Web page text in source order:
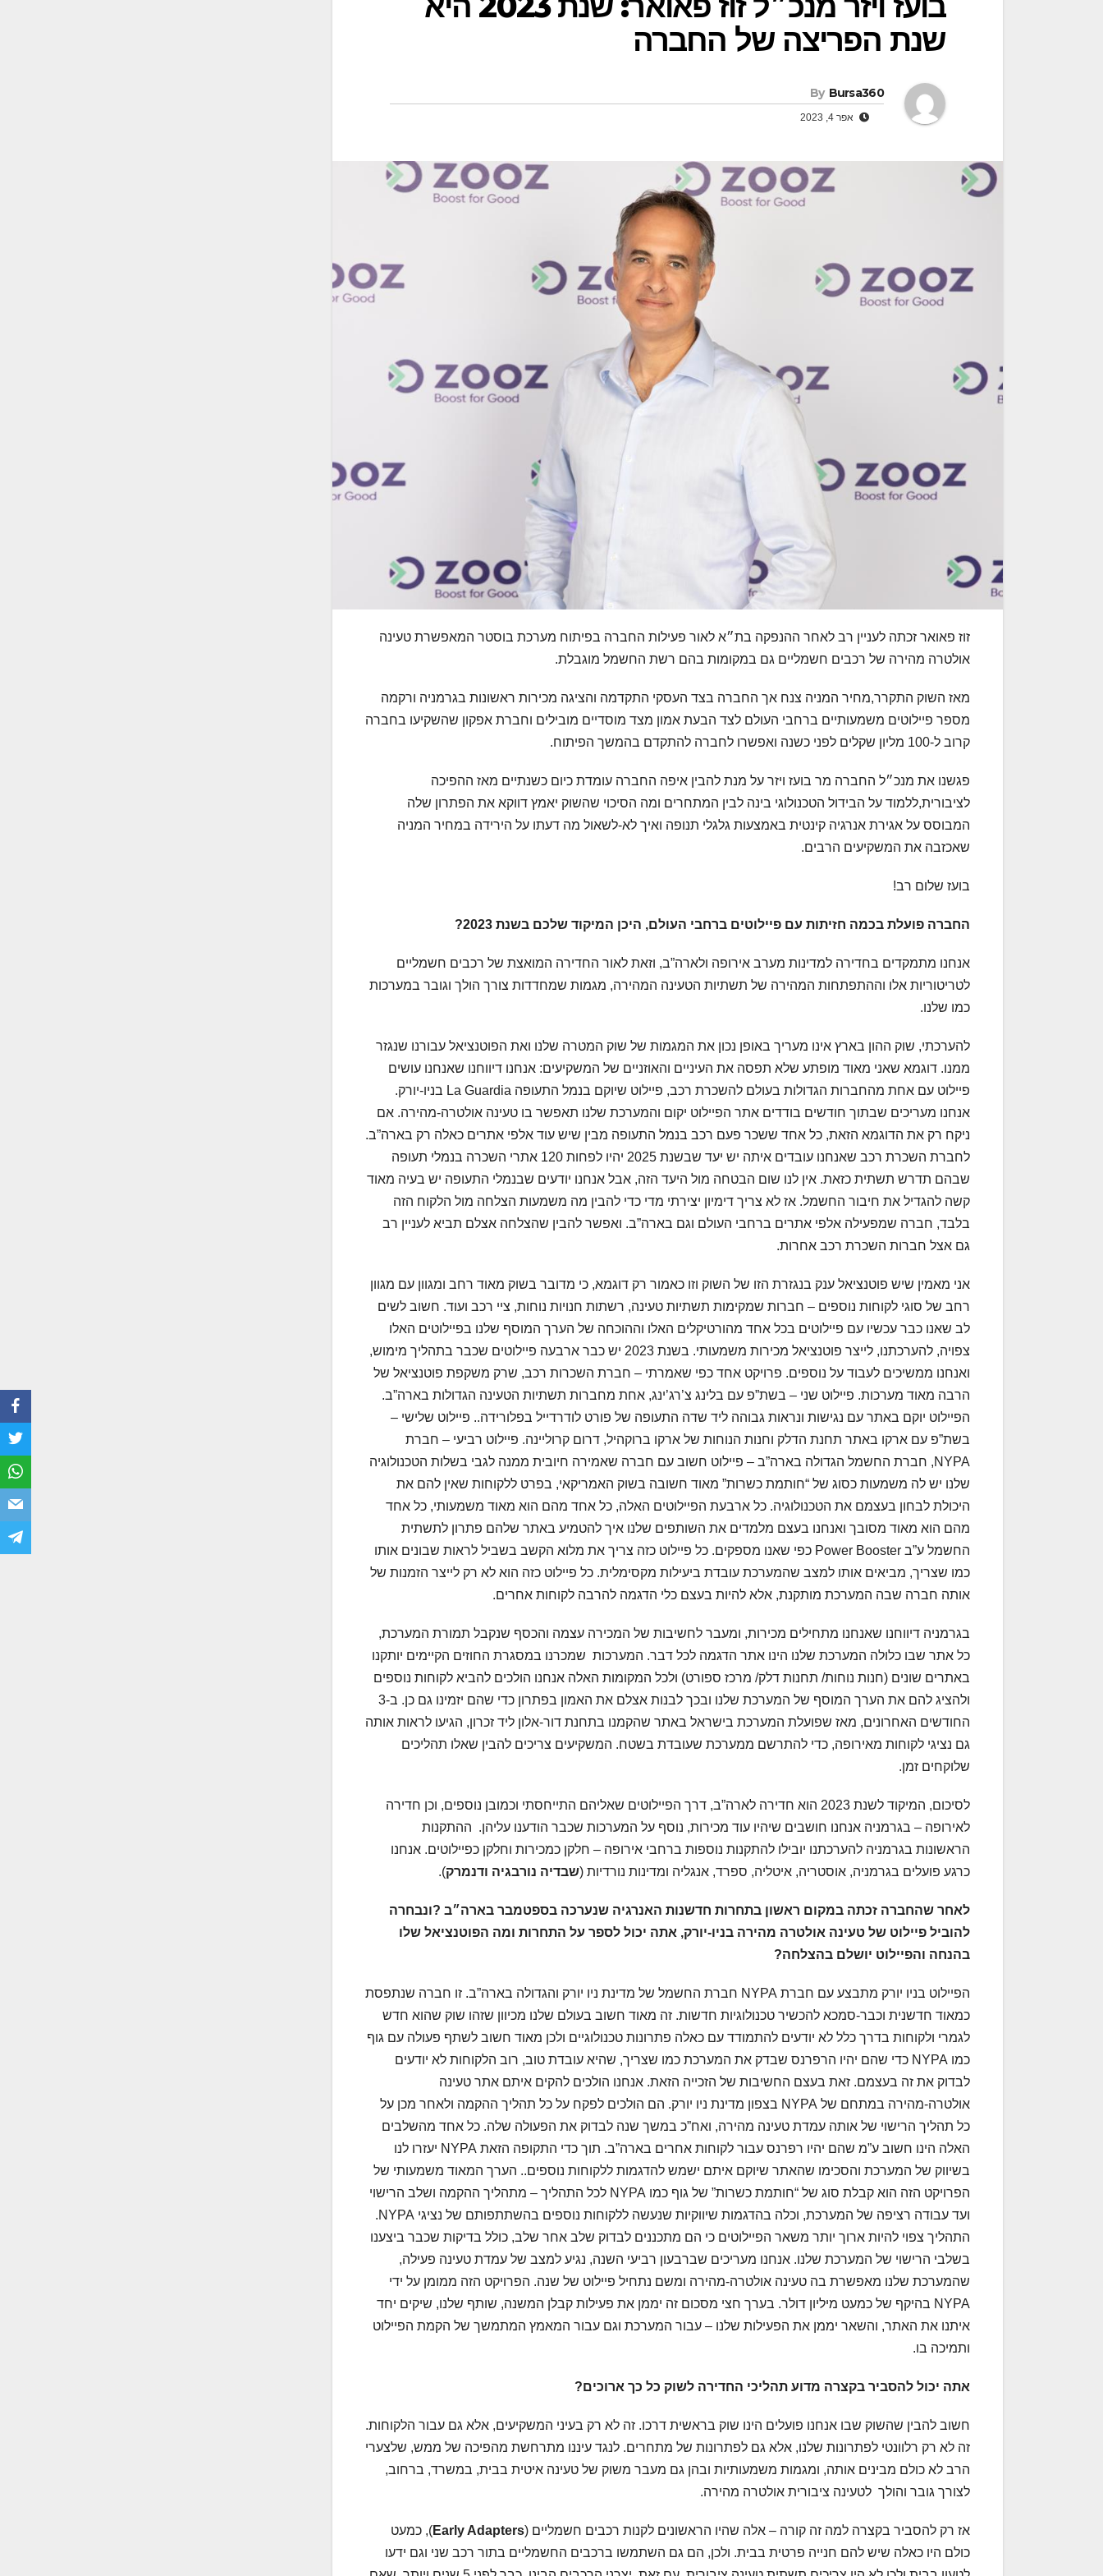
שנת הפריצה של החברה
By Bursa360
אפר 4, 2023
זוז פאואר זכתה לעניין רב לאחר ההנפקה בת״א לאור פעילות החברה בפיתוח מערכת בוסטר המאפשרת טעינה
אולטרה מהירה של רכבים חשמליים גם במקומות בהם רשת החשמל מוגבלת.
מאז השוק התקרר,מחיר המניה צנח אך החברה בצד העסקי התקדמה והציגה מכירות ראשונות בגרמניה ורקמה
מספר פיילוטים משמעותיים ברחבי העולם לצד הבעת אמון מצד מוסדיים מובילים וחברת אפקון שהשקיעו בחברה
קרוב ל-100 מליון שקלים לפני כשנה ואפשרו לחברה להתקדם בהמשך הפיתוח.
פגשנו את מנכ״ל החברה מר בועז ויזר על מנת להבין איפה החברה עומדת כיום כשנתיים מאז ההפיכה
לציבורית,ללמוד על הבידול הטכנולוגי בינה לבין המתחרים ומה הסיכוי שהשוק יאמץ דווקא את הפתרון שלה
המבוסס על אגירת אנרגיה קינטית באמצעות גלגלי תנופה ואיך לא-לשאול מה דעתו על הירידה במחיר המניה
שאכזבה את המשקיעים הרבים.
בועז שלום רב!
החברה פועלת בכמה חזיתות עם פיילוטים ברחבי העולם, היכן המיקוד שלכם בשנת 2023?
אנחנו מתמקדים בחדירה למדינות מערב אירופה ולארה”ב, וזאת לאור החדירה המואצת של רכבים חשמליים
לטריטוריות אלו וההתפתחות המהירה של תשתיות הטעינה המהירה, מגמות שמחדדות צורך הולך וגובר במערכות
כמו שלנו.
להערכתי, שוק ההון בארץ אינו מעריך באופן נכון את המגמות של שוק המטרה שלנו ואת הפוטנציאל עבורנו שנגזר
ממנו. דוגמא שאני מאוד מופתע שלא תפסה את העיניים והאוזניים של המשקיעים: אנחנו דיווחנו שאנחנו עושים
פיילוט עם אחת מהחברות הגדולות בעולם להשכרת רכב, פיילוט שיוקם בנמל התעופה La Guardia בניו-יורק.
אנחנו מעריכים שבתוך חודשים בודדים אתר הפיילוט יקום והמערכת שלנו תאפשר בו טעינה אולטרה-מהירה. אם
ניקח רק את הדוגמא הזאת, כל אחד ששכר פעם רכב בנמל התעופה מבין שיש עוד אלפי אתרים כאלה רק בארה”ב.
לחברת השכרת רכב שאנחנו עובדים איתה יש יעד שבשנת 2025 יהיו לפחות 120 אתרי השכרה בנמלי תעופה
שבהם תדרש תשתית כזאת. אין לנו שום הבטחה מול היעד הזה, אבל אנחנו יודעים שבנמלי התעופה יש בעיה מאוד
קשה להגדיל את חיבור החשמל. אז לא צריך דימיון יצירתי מדי כדי להבין מה משמעות הצלחה מול הלקוח הזה
בלבד, חברה שמפעילה אלפי אתרים ברחבי העולם וגם בארה”ב. ואפשר להבין שהצלחה אצלם תביא לעניין רב
גם אצל חברות השכרת רכב אחרות.
אני מאמין שיש פוטנציאל ענק בנגזרת הזו של השוק וזו כאמור רק דוגמא, כי מדובר בשוק מאוד רחב ומגוון עם מגוון
רחב של סוגי לקוחות נוספים – חברות שמקימות תשתיות טעינה, רשתות חנויות נוחות, ציי רכב ועוד. חשוב לשים
לב שאנו כבר עכשיו עם פיילוטים בכל אחד מהורטיקלים האלו וההוכחה של הערך המוסף שלנו בפיילוטים האלו
צפויה, להערכתנו, לייצר פוטנציאל מכירות משמעותי. בשנת 2023 יש כבר ארבעה פיילוטים שכבר בתהליך מימוש,
ואנחנו ממשיכים לעבוד על נוספים. פרויקט אחד כפי שאמרתי – חברת השכרות רכב, שרק משקפת פוטנציאל של
הרבה מאוד מערכות. פיילוט שני – בשת”פ עם בלינג צ’רג’ינג, אחת מחברות תשתיות הטעינה הגדולות בארה”ב.
הפיילוט יוקם באתר עם נגישות ונראות גבוהה ליד שדה התעופה של פורט לודרדייל בפלורידה.. פיילוט שלישי –
בשת”פ עם ארקו באתר תחנת הדלק וחנות הנוחות של ארקו ברוקהיל, דרום קרוליינה. פיילוט רביעי – חברת
NYPA, חברת החשמל הגדולה בארה”ב – פיילוט חשוב עם חברה שאמירה חיובית ממנה לגבי בשלות הטכנולוגיה
שלנו יש לה משמעות כסוג של “חותמת כשרות” מאוד חשובה בשוק האמריקאי, בפרט ללקוחות שאין להם את
היכולת לבחון בעצמם את הטכנולוגיה. כל ארבעת הפיילוטים האלה, כל אחד מהם הוא מאוד משמעותי, כל אחד
מהם הוא מאוד מסובך ואנחנו בעצם מלמדים את השותפים שלנו איך להטמיע באתר שלהם פתרון לתשתית
החשמל ע”ב Power Booster כפי שאנו מספקים. כל פיילוט כזה צריך את מלוא הקשב בשביל לראות שבונים אותו
כמו שצריך, מביאים אותו למצב שהמערכת עובדת ביעילות מקסימלית. כל פיילוט כזה הוא לא רק לייצר הזמנות של
אותה חברה שבה המערכת מותקנת, אלא להיות בעצם כלי הדגמה להרבה לקוחות אחרים.
בגרמניה דיווחנו שאנחנו מתחילים מכירות, ומעבר לחשיבות של המכירה עצמה והכסף שנקבל תמורת המערכת,
כל אתר שבו כלולה המערכת שלנו הינו אתר הדגמה לכל דבר. המערכות שמכרנו במסגרת החוזים הקיימים יותקנו
באתרים שונים (חנות נוחות/ תחנות דלק/ מרכז ספורט) ולכל המקומות האלה אנחנו הולכים להביא לקוחות נוספים
ולהציג להם את הערך המוסף של המערכת שלנו ובכך לבנות אצלם את האמון בפתרון כדי שהם יזמינו גם כן. ב-3
החודשים האחרונים, מאז שפועלת המערכת בישראל באתר שהקמנו בתחנת דור-אלון ליד זכרון, הגיעו לראות אותה
גם נציגי לקוחות מאירופה, כדי להתרשם ממערכת שעובדת בשטח. המשקיעים צריכים להבין שאלו תהליכים
שלוקחים זמן.
לסיכום, המיקוד לשנת 2023 הוא חדירה לארה”ב, דרך הפיילוטים שאליהם התייחסתי וכמובן נוספים, וכן חדירה
לאירופה – בגרמניה אנחנו חושבים שיהיו עוד מכירות, נוסף על המערכות שכבר הודענו עליהן. ההתקנות
הראשונות בגרמניה להערכתנו יובילו להתקנות נוספות ברחבי אירופה – חלקן כמכירות וחלקן כפיילוטים. אנחנו
כרגע פועלים בגרמניה, אוסטריה, איטליה, ספרד, אנגליה ומדינות נורדיות (שבדיה נורבגיה ודנמרק).
לאחר שהחברה זכתה במקום ראשון בתחרות חדשנות האנרגיה שנערכה בספטמבר בארה״ב ?ונבחרה
להוביל פיילוט של טעינה אולטרה מהירה בניו-יורק, אתה יכול לספר על התחרות ומה הפוטנציאל שלו
בהנחה והפיילוט יושלם בהצלחה?
הפיילוט בניו יורק מתבצע עם חברת NYPA חברת החשמל של מדינת ניו יורק והגדולה בארה”ב. זו חברה שנתפסת
כמאוד חדשנית וכבר-סמכא להכשיר טכנולוגיות חדשות. זה מאוד חשוב בעולם שלנו מכיוון שזהו שוק שהוא חדש
לגמרי ולקוחות בדרך כלל לא יודעים להתמודד עם כאלה פתרונות טכנולוגיים ולכן מאוד חשוב לשתף פעולה עם גוף
כמו NYPA כדי שהם יהיו הרפרנס שבדק את המערכת כמו שצריך, שהיא עובדת טוב, רוב הלקוחות לא יודעים
לבדוק את זה בעצמם. זאת בעצם החשיבות של הזכייה הזאת. אנחנו הולכים להקים איתם אתר טעינה
אולטרה-מהירה במתחם של NYPA בצפון מדינת ניו יורק. הם הולכים לפקח על כל תהליך ההקמה ולאחר מכן על
כל תהליך הרישוי של אותה עמדת טעינה מהירה, ואח”כ במשך שנה לבדוק את הפעולה שלה. כל אחד מהשלבים
האלה הינו חשוב ע”מ שהם יהיו רפרנס עבור לקוחות אחרים בארה”ב. תוך כדי התקופה הזאת NYPA יעזרו לנו
בשיווק של המערכת והסכימו שהאתר שיוקם איתם ישמש להדגמות ללקוחות נוספים.. הערך המאוד משמעותי של
הפרויקט הזה הוא קבלת סוג של “חותמת כשרות” של גוף כמו NYPA לכל התהליך – מתהליך ההקמה ושלב הרישוי
ועד עבודה רציפה של המערכת, וכלה בהדגמות שיווקיות שנעשה ללקוחות נוספים בהשתתפותם של נציגי NYPA.
התהליך צפוי להיות ארוך יותר משאר הפיילוטים כי הם מתכננים לבדוק שלב אחר שלב, כולל בדיקות שכבר ביצענו
בשלבי הרישוי של המערכת שלנו. אנחנו מעריכים שברבעון רביעי השנה, נגיע למצב של עמדת טעינה פעילה,
שהמערכת שלנו מאפשרת בה טעינה אולטרה-מהירה ומשם נתחיל פיילוט של שנה. הפרויקט הזה ממומן על ידי
NYPA בהיקף של כמעט מיליון דולר. בערך חצי מסכום זה יממן את פעילות קבלן המשנה, שותף שלנו, שיקים יחד
איתנו את האתר, והשאר יממן את הפעילות שלנו – עבור המערכת וגם עבור המאמץ המתמשך של הקמת הפיילוט
ותמיכה בו.
אתה יכול להסביר בקצרה מדוע תהליכי החדירה לשוק כל כך ארוכים?
חשוב להבין שהשוק שבו אנחנו פועלים הינו שוק בראשית דרכו. זה לא רק בעיני המשקיעים, אלא גם עבור הלקוחות.
זה לא רק רלוונטי לפתרונות שלנו, אלא גם לפתרונות של מתחרים. לנגד עיננו מתרחשת מהפיכה של ממש, שלצערי
הרב לא כולם מבינים אותה, ומגמות משמעותיות ובהן גם מעבר משוק של טעינה איטית בבית, במשרד, ברחוב,
לצורך גובר והולך לטעינה ציבורית אולטרה מהירה.
אז רק להסביר בקצרה למה זה קורה – אלה שהיו הראשונים לקנות רכבים חשמליים (Early Adapters), כמעט
כולם היו כאלה שיש להם חנייה פרטית בבית. ולכן, הם גם השתמשו ברכבים החשמליים בתור רכב שני וגם ידעו